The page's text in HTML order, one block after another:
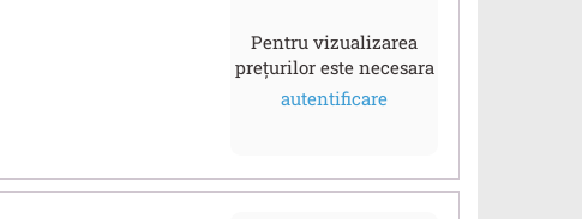
Pentru vizualizarea
prețurilor este necesara
autentificare